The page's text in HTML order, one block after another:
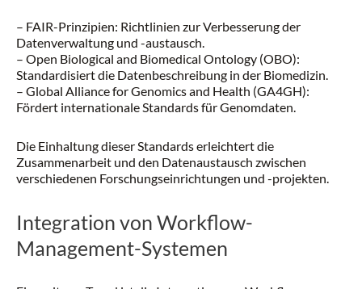
– FAIR-Prinzipien: Richtlinien zur Verbesserung der
Datenverwaltung und -austausch.
– Open Biological and Biomedical Ontology (OBO):
Standardisiert die Datenbeschreibung in der Biomedizin.
– Global Alliance for Genomics and Health (GA4GH):
Fördert internationale Standards für Genomdaten.
Die Einhaltung dieser Standards erleichtert die
Zusammenarbeit und den Datenaustausch zwischen
verschiedenen Forschungseinrichtungen und -projekten.
Integration von Workflow-
Management-Systemen